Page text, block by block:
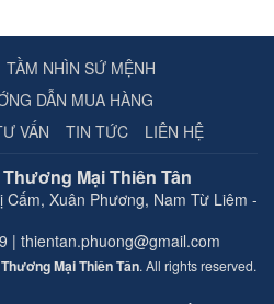
TẦM NHÌN SỨ MỆNH
DẪN MUA HÀNG
VẤN TIN TỨC LIÊN HỆ
Mại Thiên Tân
Cấm, Xuân Phương, Nam Từ Liêm -
| thientan.phuong@gmail.com
Mại Thiên Tân. All rights reserved.